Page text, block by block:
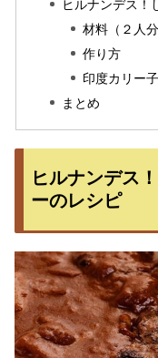
ヒルナンデス！
材料（２人分
作り方
印度カリー
まとめ
ヒルナンデス
ーのレシピ